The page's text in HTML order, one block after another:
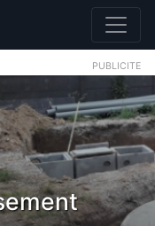
PUBLICITE